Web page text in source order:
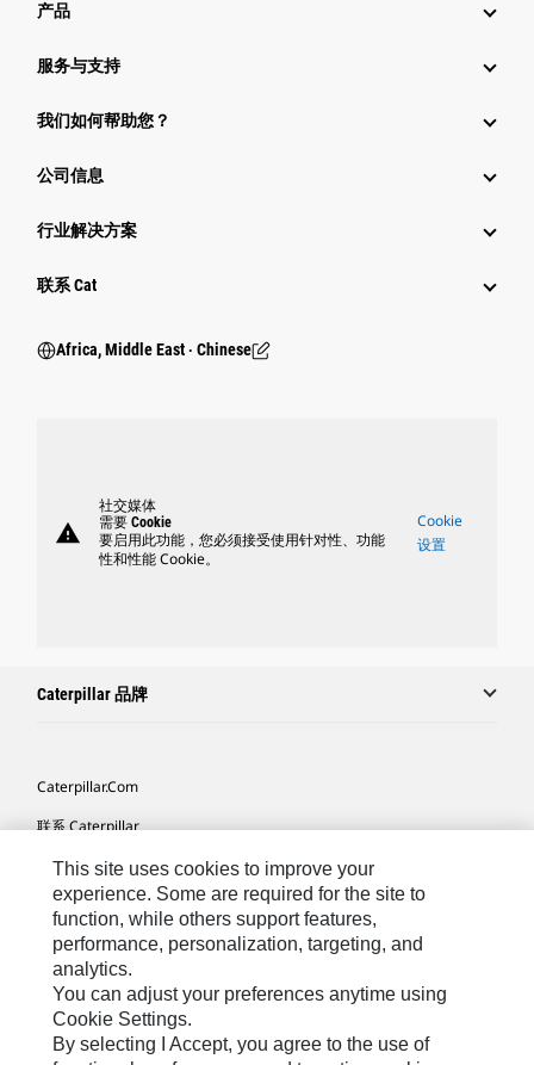
产品
服务与支持
我们如何帮助您？
公司信息
行业解决方案
行业
联系 Cat
Africa, Middle East ‧ Chinese
warning
社交媒体
需要 Cookie
要启用此功能，您必须接受使用针对性、功能
性和性能 Cookie。
Cookie
设置
Caterpillar 品牌
Caterpillar.com
联系 Caterpillar
我的营销首选项
站点地图
Cookie Settings
法律
隐私
This site uses cookies to improve your
experience. Some are required for the site to
function, while others support features,
performance, personalization, targeting, and
analytics.
You can adjust your preferences anytime using
Cookie Settings.
By selecting I Accept, you agree to the use of